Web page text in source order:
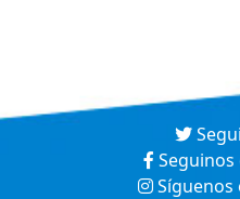
Seguinos